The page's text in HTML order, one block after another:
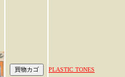
PLASTIC TONES